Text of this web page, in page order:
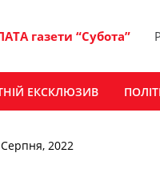
газети “Субота”
ЕКСКЛЮЗИВ
2022